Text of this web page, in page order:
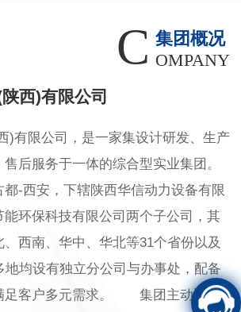
C 集团概况
OMPANY
西)有限公司
)有限公司，是一家集设计研发、生产
后服务于一体的综合型实业集团。
-西安，下辖陕西华信动力设备有限
环保科技有限公司两个子公司，其
西南、华中、华北等31个省份以及
地均设有独立分公司与办事处，配备
足客户多元需求。 集团主动适应